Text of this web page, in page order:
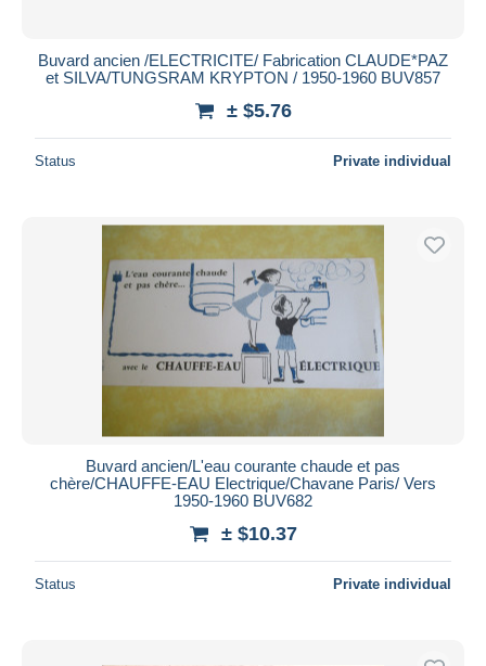
Buvard ancien /ELECTRICITE/ Fabrication CLAUDE*PAZ
et SILVA/TUNGSRAM KRYPTON / 1950-1960 BUV857
± $5.76
Status Private individual
Buvard ancien/L'eau courante chaude et pas
chère/CHAUFFE-EAU Electrique/Chavane Paris/ Vers
1950-1960 BUV682
± $10.37
Status Private individual